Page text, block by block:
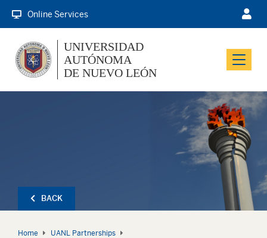
Online Services
Menu
UNIVERSIDAD
AUTÓNOMA
DE NUEVO LEÓN
BACK
Home UANL Partnerships